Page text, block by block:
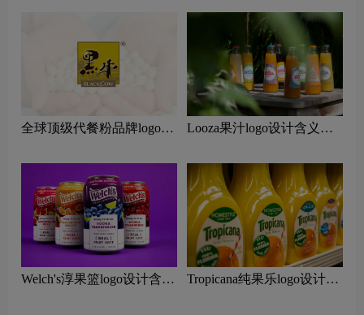
全球顶级代餐粉品牌logo一
Looza果汁logo设计含义及
Welch's淳果篮logo设计含义
Tropicana纯果乐logo设计含